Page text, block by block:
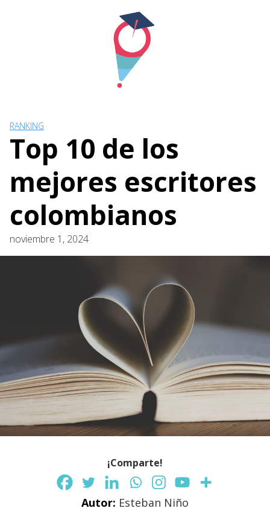
RANKING
Top 10 de los
mejores escritores
colombianos
noviembre 1, 2024
¡Comparte!
Autor: Esteban Niño